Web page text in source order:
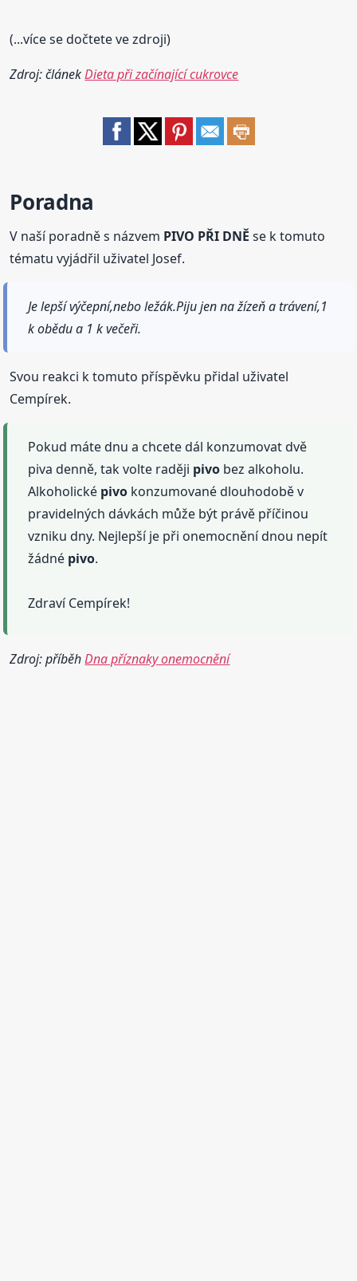
(...více se dočtete ve zdroji)
Zdroj: článekDieta při začínající cukrovce
Poradna
V naší poradně s názvem PIVO PŘI DNĚ se k tomuto
tématu vyjádřil uživatel Josef.
Je lepší výčepní,nebo ležák.Piju jen na žízeň a trávení,1
k obědu a 1 k večeři.
Svou reakci k tomuto příspěvku přidal uživatel
Cempírek.
Pokud máte dnu a chcete dál konzumovat dvě
piva denně, tak volte raději pivo bez alkoholu.
Alkoholické pivo konzumované dlouhodobě v
pravidelných dávkách může být právě příčinou
vzniku dny. Nejlepší je při onemocnění dnou nepít
žádné pivo.
Zdraví Cempírek!
Zdroj: příběhDna příznaky onemocnění